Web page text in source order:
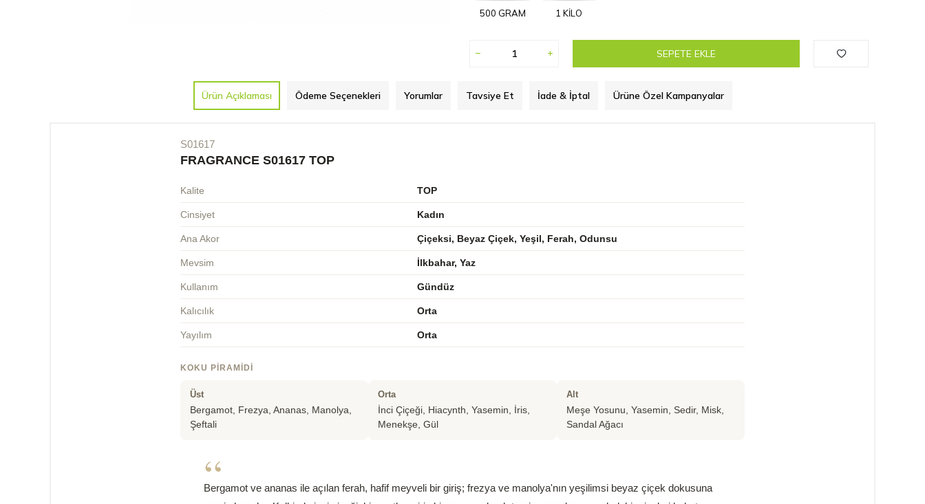
500 GRAM 1 KİLO
SEPETE EKLE
Ürün Açıklaması Ödeme Seçenekleri Yorumlar Tavsiye Et İade & İptal Ürüne Özel Kampanyalar
S01617
FRAGRANCE S01617 TOP
Kalite TOP
Cinsiyet Kadın
Ana Akor Çiçeksi, Beyaz Çiçek, Yeşil, Ferah, Odunsu
Mevsim İlkbahar, Yaz
Kullanım Gündüz
Kalıcılık Orta
Yayılım Orta
KOKU PIRAMIDI
Üst
Bergamot, Frezya, Ananas, Manolya,
Şeftali
Orta
İnci Çiçeği, Hiacynth, Yasemin, İris,
Menekşe, Gül
Alt
Meşe Yosunu, Yasemin, Sedir, Misk,
Sandal Ağacı
“
Bergamot ve ananas ile açılan ferah, hafif meyveli bir giriş; frezya ve manolya'nın yeşilimsi beyaz çiçek dokusuna